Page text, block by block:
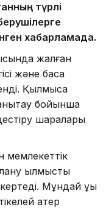
түрлі
хабарламада.
жалған
және басқа
Қылмысқа
бойынша
шаралары
мемлекеттік
қылмыстық
Мұндай құқық
қатер